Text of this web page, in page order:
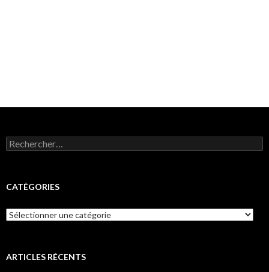
Rechercher :
CATÉGORIES
Catégories
ARTICLES RÉCENTS